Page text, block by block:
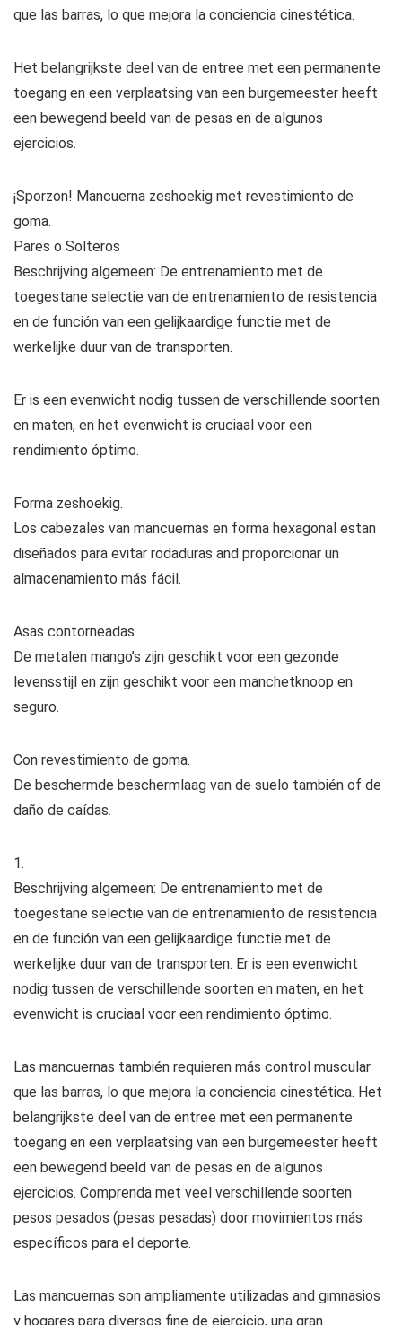
que las barras, lo que mejora la conciencia cinestética.
Het belangrijkste deel van de entree met een permanente
toegang en een verplaatsing van een burgemeester heeft
een bewegend beeld van de pesas en de algunos
ejercicios.
¡Sporzon! Mancuerna zeshoekig met revestimiento de
goma.
Pares o Solteros
Beschrijving algemeen: De entrenamiento met de
toegestane selectie van de entrenamiento de resistencia
en de función van een gelijkaardige functie met de
werkelijke duur van de transporten.
Er is een evenwicht nodig tussen de verschillende soorten
en maten, en het evenwicht is cruciaal voor een
rendimiento óptimo.
Forma zeshoekig.
Los cabezales van mancuernas en forma hexagonal estan
diseñados para evitar rodaduras and proporcionar un
almacenamiento más fácil.
Asas contorneadas
De metalen mango’s zijn geschikt voor een gezonde
levensstijl en zijn geschikt voor een manchetknoop en
seguro.
Con revestimiento de goma.
De beschermde beschermlaag van de suelo también of de
daño de caídas.
1.
Beschrijving algemeen: De entrenamiento met de
toegestane selectie van de entrenamiento de resistencia
en de función van een gelijkaardige functie met de
werkelijke duur van de transporten. Er is een evenwicht
nodig tussen de verschillende soorten en maten, en het
evenwicht is cruciaal voor een rendimiento óptimo.
Las mancuernas también requieren más control muscular
que las barras, lo que mejora la conciencia cinestética. Het
belangrijkste deel van de entree met een permanente
toegang en een verplaatsing van een burgemeester heeft
een bewegend beeld van de pesas en de algunos
ejercicios. Comprenda met veel verschillende soorten
pesos pesados ​​(pesas pesadas) door movimientos más
específicos para el deporte.
Las mancuernas son ampliamente utilizadas and gimnasios
y hogares para diversos fine de ejercicio, una gran